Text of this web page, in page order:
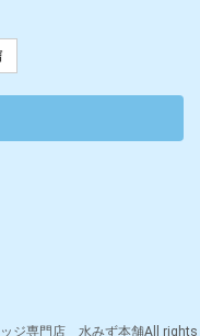
ジ専門店 水みず本舗All rights